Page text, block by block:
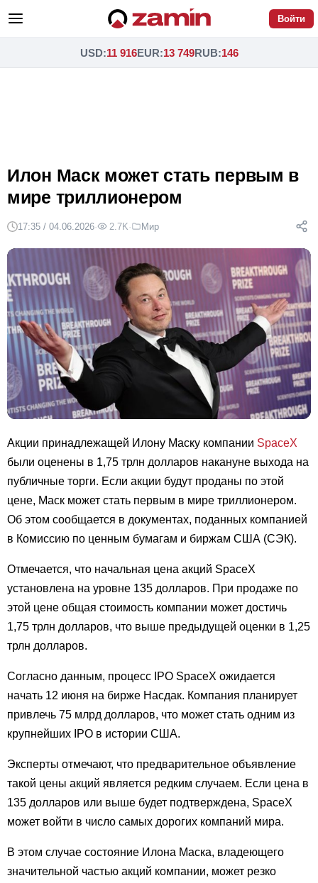
Войти
USD:11 916EUR:13 749RUB:146
Илон Маск может стать первым в
мире триллионером
17:35 / 04.06.2026· 2.7K· Мир
Акции принадлежащей Илону Маску компании SpaceX
были оценены в 1,75 трлн долларов накануне выхода на
публичные торги. Если акции будут проданы по этой
цене, Маск может стать первым в мире триллионером.
Об этом сообщается в документах, поданных компанией
в Комиссию по ценным бумагам и биржам США (СЭК).
Отмечается, что начальная цена акций SpaceX
установлена на уровне 135 долларов. При продаже по
этой цене общая стоимость компании может достичь
1,75 трлн долларов, что выше предыдущей оценки в 1,25
трлн долларов.
Согласно данным, процесс IPO SpaceX ожидается
начать 12 июня на бирже Насдак. Компания планирует
привлечь 75 млрд долларов, что может стать одним из
крупнейших IPO в истории США.
Эксперты отмечают, что предварительное объявление
такой цены акций является редким случаем. Если цена в
135 долларов или выше будет подтверждена, SpaceX
может войти в число самых дорогих компаний мира.
В этом случае состояние Илона Маска, владеющего
значительной частью акций компании, может резко